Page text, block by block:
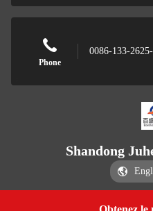
Phone
0086-133-
Shandong